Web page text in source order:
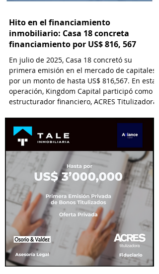
Hito en el financiamiento
inmobiliario: Casa 18 concreta
financiamiento por US$ 816, 567
En julio de 2025, Casa 18 concretó su
primera emisión en el mercado de capitales
por un monto de hasta US$ 816,567. En esta
operación, Kingdom Capital participó como
estructurador financiero, ACRES Titulizadora
Estructurador y Lau-Tam & Walde como
asesor legal.